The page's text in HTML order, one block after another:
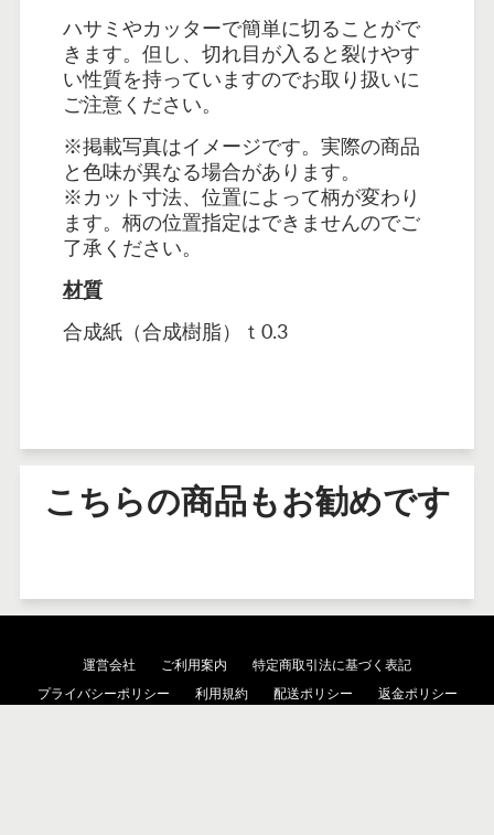
ハサミやカッターで簡単に切ることがで
きます。但し、切れ目が入ると裂けやす
い性質を持っていますのでお取り扱いに
ご注意ください。
※掲載写真はイメージです。実際の商品
と色味が異なる場合があります。
※カット寸法、位置によって柄が変わり
ます。柄の位置指定はできませんのでご
了承ください。
材質
合成紙（合成樹脂）ｔ0.3
こちらの商品もお勧めです
運営会社 ご利用案内
特定商取引法に基づく表記
プライバシーポリシー
利用規約 配送ポリシー
返金ポリシー